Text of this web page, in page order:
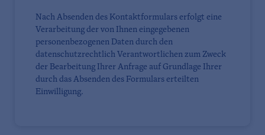
Nach Absenden des Kontaktformulars erfolgt eine
Verarbeitung der von Ihnen eingegebenen
personenbezogenen Daten durch den
datenschutzrechtlich Verantwortlichen zum Zweck
der Bearbeitung Ihrer Anfrage auf Grundlage Ihrer
durch das Absenden des Formulars erteilten
Einwilligung.